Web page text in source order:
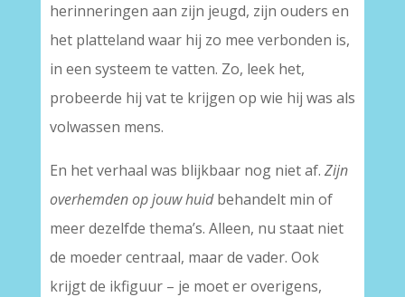
herinneringen aan zijn jeugd, zijn ouders en
het platteland waar hij zo mee verbonden is,
in een systeem te vatten. Zo, leek het,
probeerde hij vat te krijgen op wie hij was als
volwassen mens.
En het verhaal was blijkbaar nog niet af. Zijn
overhemden op jouw huidbehandelt min of
meer dezelfde thema’s. Alleen, nu staat niet
de moeder centraal, maar de vader. Ook
krijgt de ikfiguur – je moet er overigens,